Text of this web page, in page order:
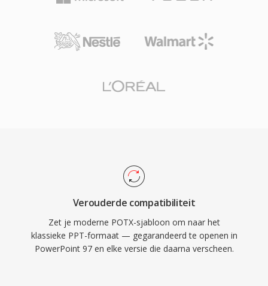
Verouderde compatibiliteit
Zet je moderne POTX-sjabloon om naar het
klassieke PPT-formaat — gegarandeerd te openen in
PowerPoint 97 en elke versie die daarna verscheen.